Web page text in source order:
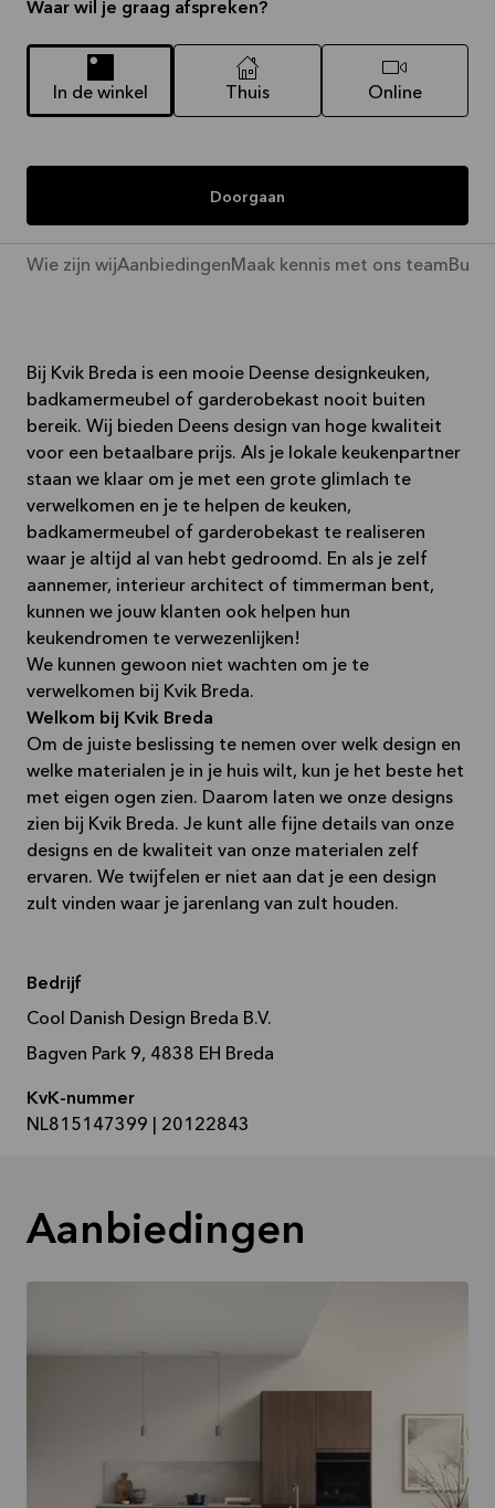
Waar wil je graag afspreken?
In de winkel Thuis Online
Doorgaan
Wie zijn wijAanbiedingen Maak kennis met ons team
Bij Kvik Breda is een mooie Deense designkeuken,
badkamermeubel of garderobekast nooit buiten
bereik. Wij bieden Deens design van hoge kwaliteit
voor een betaalbare prijs. Als je lokale keukenpartner
staan we klaar om je met een grote glimlach te
verwelkomen en je te helpen de keuken,
badkamermeubel of garderobekast te realiseren
waar je altijd al van hebt gedroomd. En als je zelf
aannemer, interieur architect of timmerman bent,
kunnen we jouw klanten ook helpen hun
keukendromen te verwezenlijken!
We kunnen gewoon niet wachten om je te
verwelkomen bij Kvik Breda.
Welkom bij Kvik Breda
Om de juiste beslissing te nemen over welk design en
welke materialen je in je huis wilt, kun je het beste het
met eigen ogen zien. Daarom laten we onze designs
zien bij Kvik Breda. Je kunt alle fijne details van onze
designs en de kwaliteit van onze materialen zelf
ervaren. We twijfelen er niet aan dat je een design
zult vinden waar je jarenlang van zult houden.
Bedrijf
Cool Danish Design Breda B.V.
Bagven Park 9, 4838 EH Breda
KvK-nummer
NL815147399 | 20122843
Aanbiedingen